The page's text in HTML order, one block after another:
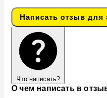
Написать отзыв для
Что написать?
О чем написать в